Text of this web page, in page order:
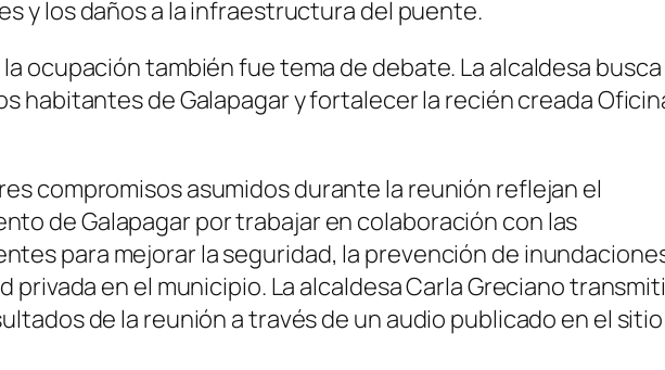
y los daños a la infraestructura del puente.
ocupación también fue tema de debate. La alcaldesa busca
habitantes de Galapagar y fortalecer la recién creada
compromisos asumidos durante la reunión reflejan el
de Galapagar por trabajar en colaboración con las
para mejorar la seguridad, la prevención de
privada en el municipio. La alcaldesa Carla Greciano
de la reunión a través de un audio publicado en el sitio